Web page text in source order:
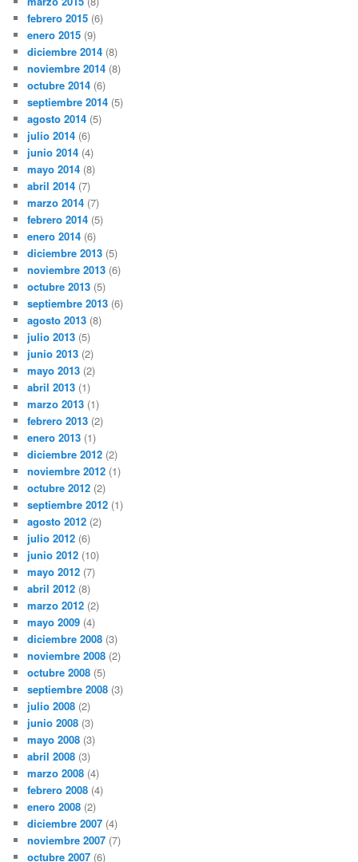
febrero 2015 (6)
enero 2015 (9)
diciembre 2014 (8)
noviembre 2014 (8)
octubre 2014 (6)
septiembre 2014 (5)
agosto 2014 (5)
julio 2014 (6)
junio 2014 (4)
mayo 2014 (8)
abril 2014 (7)
marzo 2014 (7)
febrero 2014 (5)
enero 2014 (6)
diciembre 2013 (5)
noviembre 2013 (6)
octubre 2013 (5)
septiembre 2013 (6)
agosto 2013 (8)
julio 2013 (5)
junio 2013 (2)
mayo 2013 (2)
abril 2013 (1)
marzo 2013 (1)
febrero 2013 (2)
enero 2013 (1)
diciembre 2012 (2)
noviembre 2012 (1)
octubre 2012 (2)
septiembre 2012 (1)
agosto 2012 (2)
julio 2012 (6)
junio 2012 (10)
mayo 2012 (7)
abril 2012 (8)
marzo 2012 (2)
mayo 2009 (4)
diciembre 2008 (3)
noviembre 2008 (2)
octubre 2008 (5)
septiembre 2008 (3)
julio 2008 (2)
junio 2008 (3)
mayo 2008 (3)
abril 2008 (3)
marzo 2008 (4)
febrero 2008 (4)
enero 2008 (2)
diciembre 2007 (4)
noviembre 2007 (7)
octubre 2007 (6)